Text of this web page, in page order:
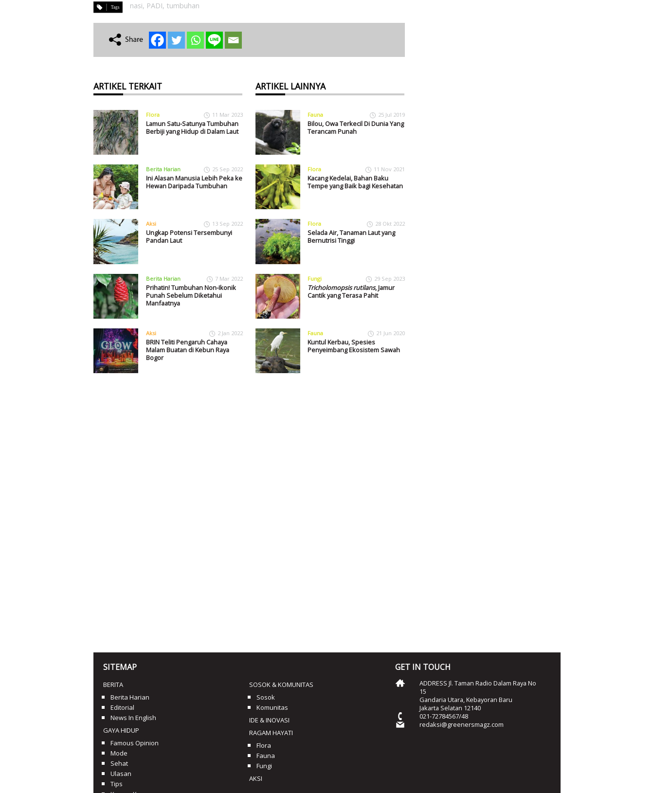
nasi, PADI, tumbuhan
ARTIKEL TERKAIT
Flora 11 Mar 2023
Lamun Satu-Satunya Tumbuhan
Berbiji yang Hidup di Dalam Laut
Berita Harian 25 Sep 2022
Ini Alasan Manusia Lebih Peka ke
Hewan Daripada Tumbuhan
Aksi 13 Sep 2022
Ungkap Potensi Tersembunyi
Pandan Laut
Berita Harian 7 Mar 2022
Prihatin! Tumbuhan Non-Ikonik
Punah Sebelum Diketahui
Manfaatnya
Aksi 2 Jan 2022
BRIN Teliti Pengaruh Cahaya
Malam Buatan di Kebun Raya
Bogor
ARTIKEL LAINNYA
Fauna 25 Jul 2019
Bilou, Owa Terkecil Di Dunia Yang
Terancam Punah
Flora 11 Nov 2021
Kacang Kedelai, Bahan Baku
Tempe yang Baik bagi Kesehatan
Flora 28 Okt 2022
Selada Air, Tanaman Laut yang
Bernutrisi Tinggi
Fungi 29 Sep 2023
Tricholomopsis rutilans, Jamur
Cantik yang Terasa Pahit
Fauna 21 Jun 2020
Kuntul Kerbau, Spesies
Penyeimbang Ekosistem Sawah
SITEMAP
BERITA
Berita Harian
Editorial
News In English
GAYA HIDUP
Famous Opinion
Mode
Sehat
Ulasan
Tips
SOSOK & KOMUNITAS
Sosok
Komunitas
IDE & INOVASI
RAGAM HAYATI
Flora
Fauna
Fungi
AKSI
GET IN TOUCH
ADDRESS Jl. Taman Radio Dalam Raya No
15
Gandaria Utara, Kebayoran Baru
Jakarta Selatan 12140
021-72784567/48
redaksi@greenersmagz.com